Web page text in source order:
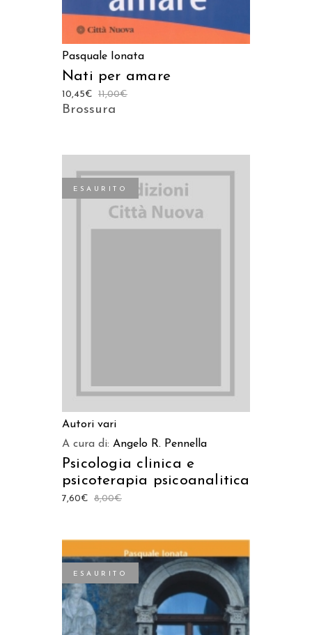
Pasquale Ionata
Nati per amare
11,00€
10,45€
Brossura
ESAURITO
Autori vari
A cura di: Angelo R. Pennella
Psicologia clinica e
psicoterapia psicoanalitica
8,00€
7,60€
ESAURITO